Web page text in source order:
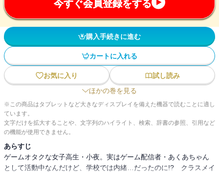
今すぐ会員登録をする
購入手続きに進む
カートに入れる
お気に入り
試し読み
ほかの巻を見る
※この商品はタブレットなど大きなディスプレイを備えた機器で読むことに適し
ています。
文字だけを拡大することや、文字列のハイライト、検索、辞書の参照、引用など
の機能が使用できません。
あらすじ
ゲームオタクな女子高生・小夜。実はゲーム配信者・あくあちゃん
として活動中なんだけど、学校では内緒…だったのに!? クラスメイ